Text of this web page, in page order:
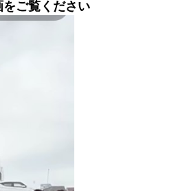
ご覧ください